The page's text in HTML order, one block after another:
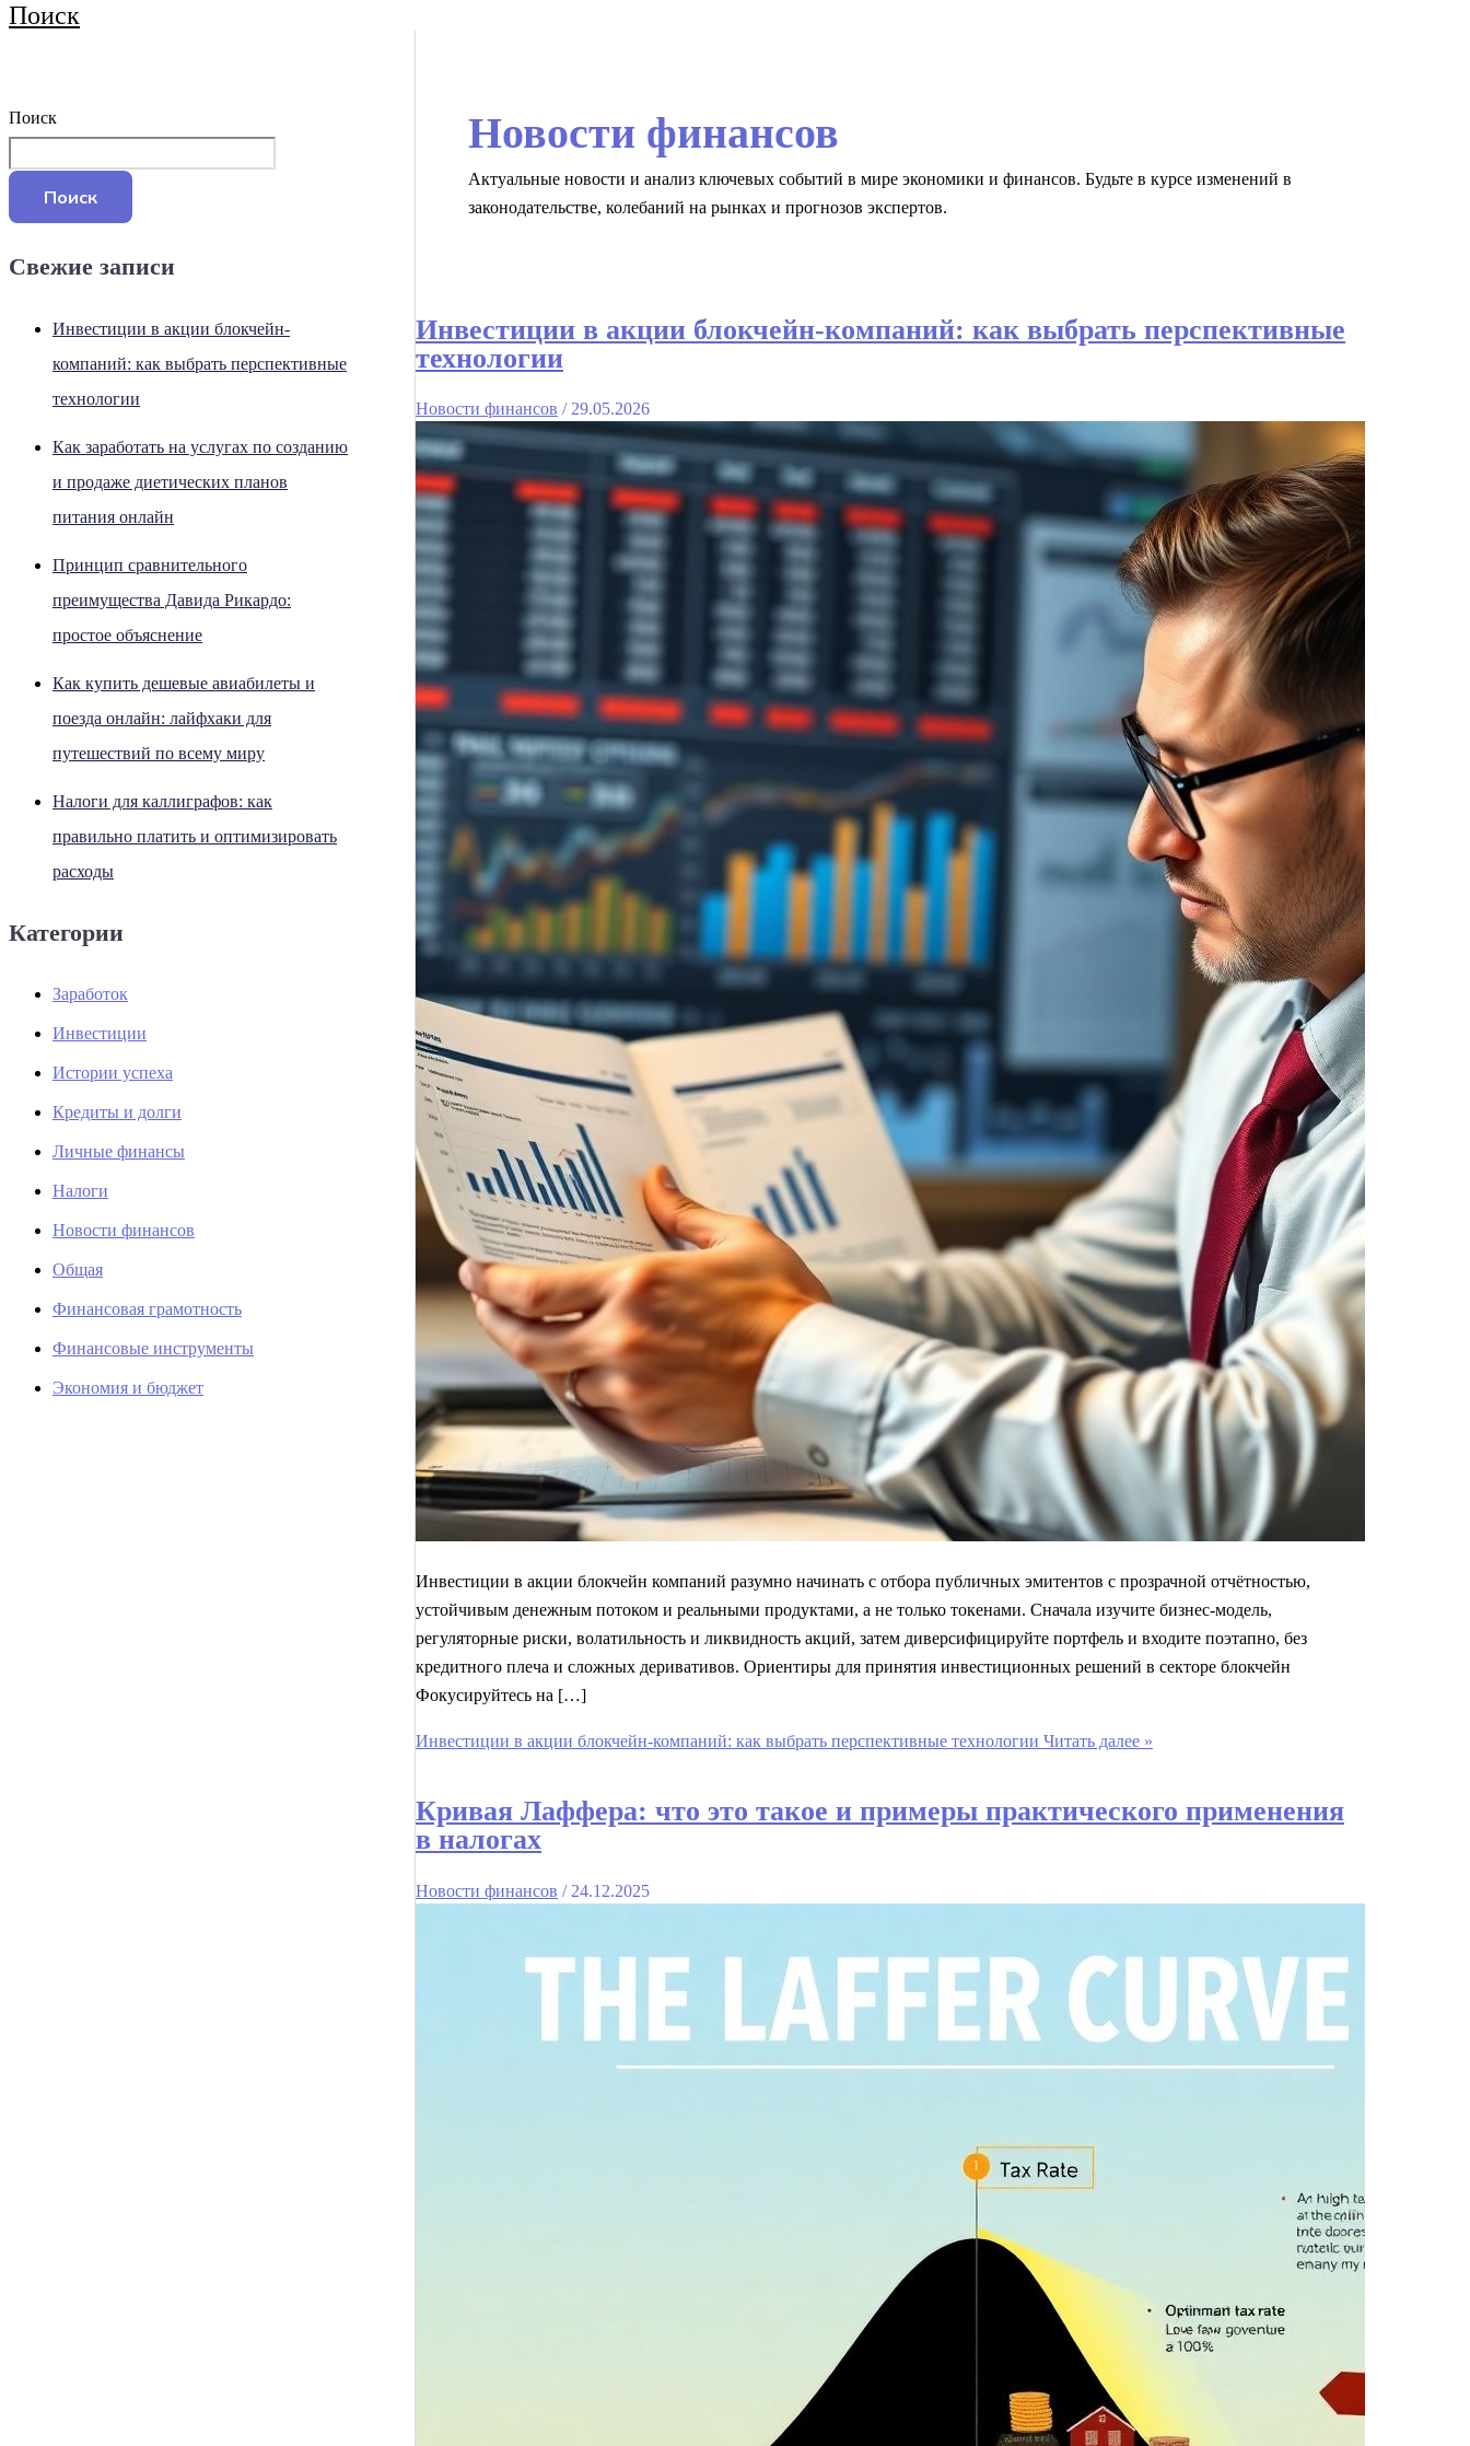
Поиск
Поиск
Поиск
Свежие записи
Инвестиции в акции блокчейн-
компаний: как выбрать перспективные
технологии
Как заработать на услугах по созданию
и продаже диетических планов
питания онлайн
Принцип сравнительного
преимущества Давида Рикардо:
простое объяснение
Как купить дешевые авиабилеты и
поезда онлайн: лайфхаки для
путешествий по всему миру
Налоги для каллиграфов: как
правильно платить и оптимизировать
расходы
Категории
Заработок
Инвестиции
Истории успеха
Кредиты и долги
Личные финансы
Налоги
Новости финансов
Общая
Финансовая грамотность
Финансовые инструменты
Экономия и бюджет
Новости финансов
Актуальные новости и анализ ключевых событий в мире экономики и финансов. Будьте в курсе изменений в
законодательстве, колебаний на рынках и прогнозов экспертов.
Инвестиции в акции блокчейн-компаний: как выбрать перспективные
технологии
Новости финансов /29.05.2026
Инвестиции в акции блокчейн компаний разумно начинать с отбора публичных эмитентов с прозрачной отчётностью,
устойчивым денежным потоком и реальными продуктами, а не только токенами. Сначала изучите бизнес‑модель,
регуляторные риски, волатильность и ликвидность акций, затем диверсифицируйте портфель и входите поэтапно, без
кредитного плеча и сложных деривативов. Ориентиры для принятия инвестиционных решений в секторе блокчейн
Фокусируйтесь на […]
Инвестиции в акции блокчейн-компаний: как выбрать перспективные технологии Читать далее »
Кривая Лаффера: что это такое и примеры практического применения
в налогах
Новости финансов / 24.12.2025